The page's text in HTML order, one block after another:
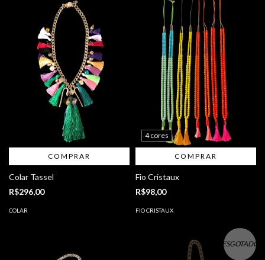
COMPRAR
Colar Tassel
R$296,00
COLAR
4 cores
COMPRAR
Fio Cristaux
R$98,00
FIO CRISTAUX
ESGOTADO